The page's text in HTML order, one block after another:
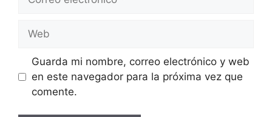
electrónico
Guarda mi nombre, correo electrónico y web
en este navegador para la próxima vez que
comente.